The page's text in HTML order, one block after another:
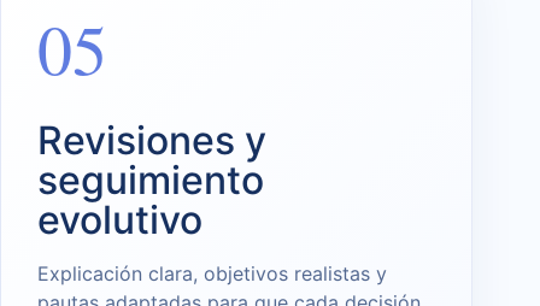
05
Revisiones y
seguimiento
evolutivo
Explicación clara, objetivos realistas y